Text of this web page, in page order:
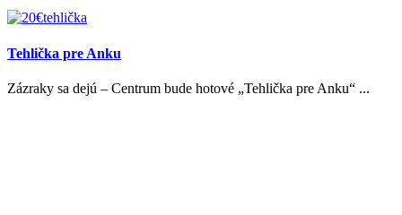
Tehlička pre Anku
Zázraky sa dejú – Centrum bude hotové „Tehlička pre Anku“ ...